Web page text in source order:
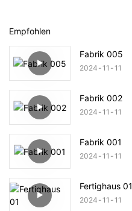
Empfohlen
Fabrik 005
2024 11 11
Fabrik 002
2024 11 11
Fabrik 001
2024 11 11
Fertighaus 01
2024 11 11